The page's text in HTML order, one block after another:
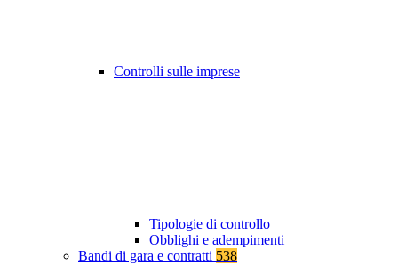
Controlli sulle imprese
Tipologie di controllo
Obblighi e adempimenti
Bandi di gara e contratti 538